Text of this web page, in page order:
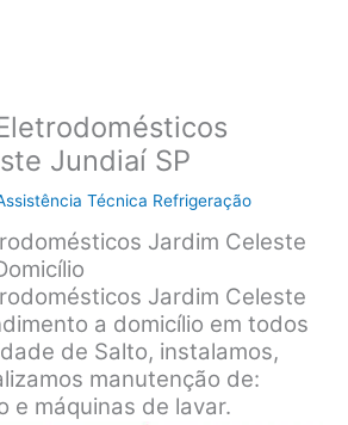
Jundiaí SP
Técnica Refrigeração
Jardim Celeste
Jardim Celeste
a domicílio em todos
de Salto, instalamos,
manutenção de:
e máquinas de lavar.